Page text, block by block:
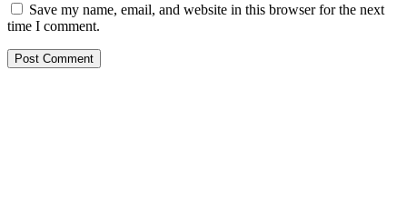
Save my name, email, and website in this browser for the next
time I comment.